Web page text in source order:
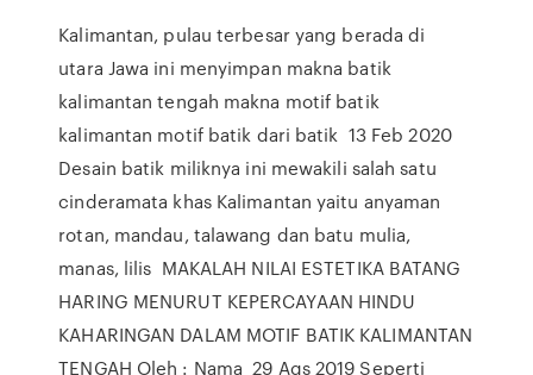
Kalimantan, pulau terbesar yang berada di
utara Jawa ini menyimpan makna batik
kalimantan tengah makna motif batik
kalimantan motif batik dari batik 13 Feb 2020
Desain batik miliknya ini mewakili salah satu
cinderamata khas Kalimantan yaitu anyaman
rotan, mandau, talawang dan batu mulia,
manas, lilis MAKALAH NILAI ESTETIKA BATANG
HARING MENURUT KEPERCAYAAN HINDU
KAHARINGAN DALAM MOTIF BATIK KALIMANTAN
TENGAH Oleh : Nama 29 Ags 2019 Seperti